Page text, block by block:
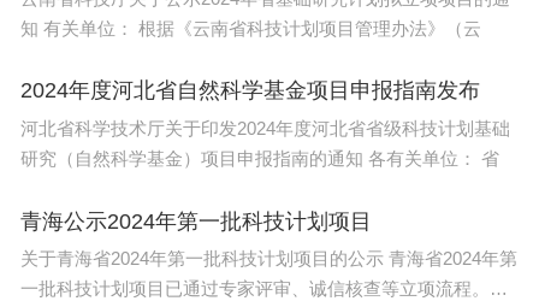
知 有关单位： 根据《云南省科技计划项目管理办法》（云
2024年度河北省自然科学基金项目申报指南发布
河北省科学技术厅关于印发2024年度河北省省级科技计划基础
研究（自然科学基金）项目申报指南的通知 各有关单位： 省
青海公示2024年第一批科技计划项目
关于青海省2024年第一批科技计划项目的公示 青海省2024年第
一批科技计划项目已通过专家评审、诚信核查等立项流程。根